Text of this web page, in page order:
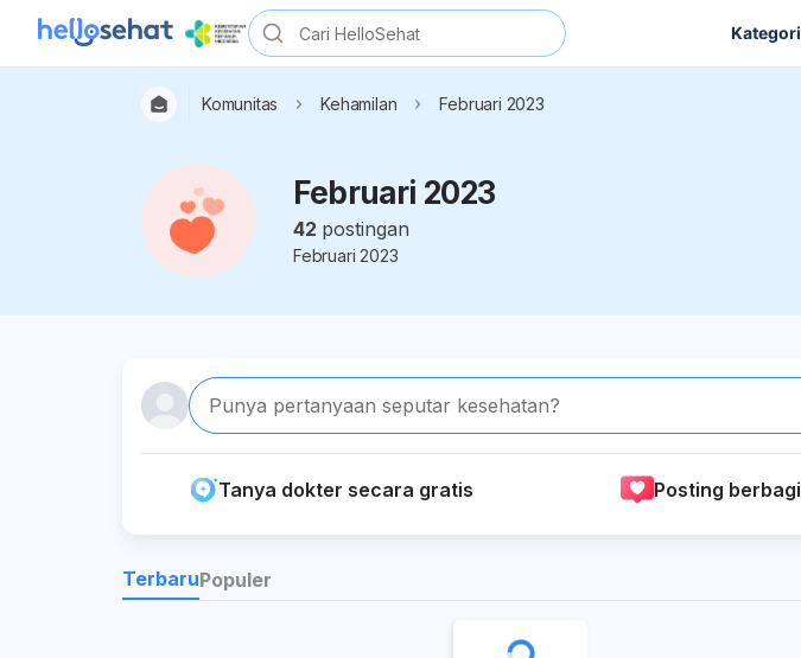
Kategori
Komunitas Kehamilan Februari 2023
Februari 2023
42 postingan
Februari 2023
Punya pertanyaan seputar kesehatan?
Tanya dokter secara gratis Posting berbagi
TerbaruPopuler